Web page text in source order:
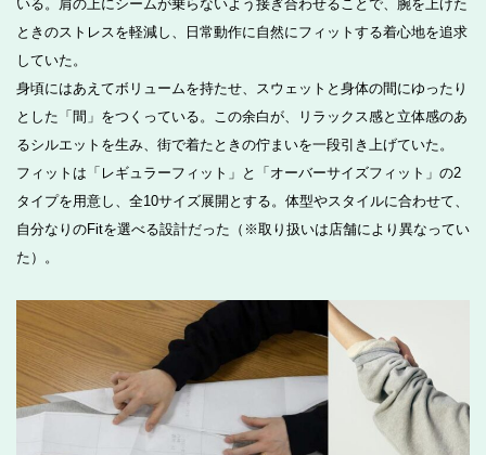
いる。肩の上にシームが乗らないよう接ぎ合わせることで、腕を上げた
ときのストレスを軽減し、日常動作に自然にフィットする着心地を追求
していた。
身頃にはあえてボリュームを持たせ、スウェットと身体の間にゆったり
とした「間」をつくっている。この余白が、リラックス感と立体感のあ
るシルエットを生み、街で着たときの佇まいを一段引き上げていた。
フィットは「レギュラーフィット」と「オーバーサイズフィット」の2
タイプを用意し、全10サイズ展開とする。体型やスタイルに合わせて、
自分なりのFitを選べる設計だった（※取り扱いは店舗により異なってい
た）。